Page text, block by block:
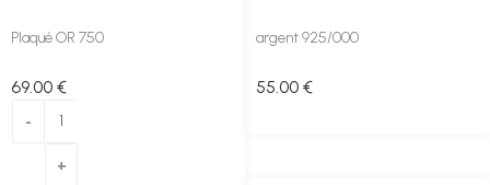
Plaqué OR 750
69.00 €
argent 925/000
55 .00 €